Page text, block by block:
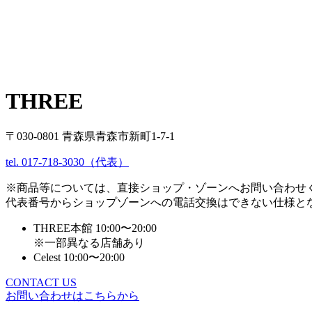
THREE
〒030-0801 青森県青森市新町1-7-1
tel. 017-718-3030（代表）
※商品等については、直接ショップ・ゾーンへお問い合わせ
代表番号からショップゾーンへの電話交換はできない仕様と
THREE本館 10:00〜20:00
※一部異なる店舗あり
Celest 10:00〜20:00
CONTACT US
お問い合わせはこちらから